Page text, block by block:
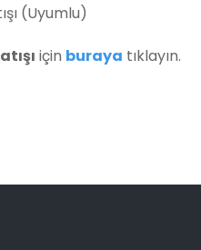
(Uyumlu)
için buraya tıklayın.